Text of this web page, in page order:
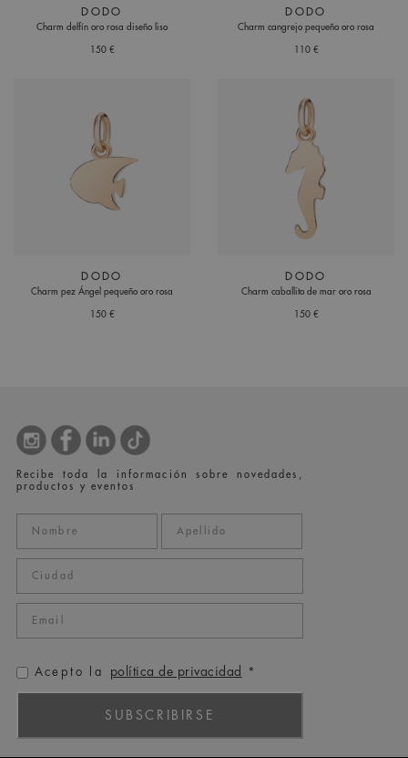
DODO
Charm delfín oro rosa diseño liso
150 €
DODO
Charm cangrejo pequeño oro rosa
110 €
DODO
Charm pez Ángel pequeño oro rosa
150 €
DODO
Charm caballito de mar oro rosa
150 €
Recibe toda la información sobre novedades,
productos y eventos
Acepto la política de privacidad *
SUBSCRIBIRSE